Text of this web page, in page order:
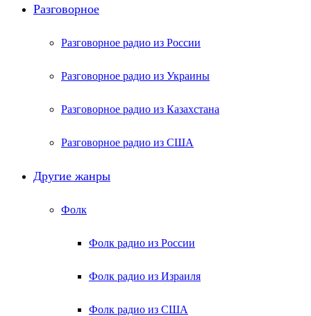
Разговорное
Разговорное радио из России
Разговорное радио из Украины
Разговорное радио из Казахстана
Разговорное радио из США
Другие жанры
Фолк
Фолк радио из России
Фолк радио из Израиля
Фолк радио из США